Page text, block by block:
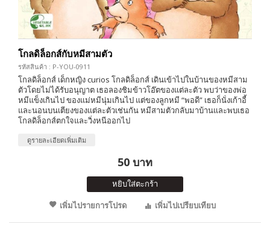
โกลดิล็อกส์กับหมีสามตัว
รหัสสินค้า : P-YOU-0911
โกลดิล็อกส์ เด็กหญิง curios โกลดิล็อกส์ เดินเข้าไปในบ้านของหมีสาม
ตัวโดยไม่ได้รับอนุญาต เธอลองชิมข้าวโอ๊ตของแต่ละตัว พบว่าของพ่อ
หมีแข็งเกินไป ของแม่หมีนุ่มเกินไป แต่ของลูกหมี “พอดี” เธอก็นั่งเก้าอี้
และนอนบนเตียงของแต่ละตัวเช่นกัน หมีสามตัวกลับมาบ้านและพบเธอ
โกลดิล็อกส์ตกใจและวิ่งหนีออกไป
ดูรายละเอียดเพิ่มเติม
50 บาท
หยิบใส่ตะกร้า
เพิ่มไปรายการโปรด
เพิ่มไปเปรียบเทียบ